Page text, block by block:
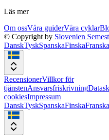
Läs mer
Om ossVåra guiderVåra cyklar
© Copyright by Slovenien
DanskTyskSpanskaFinskaFranska
RecensionerVillkor för
tjänstenAnsvarsfriskrivning
cookiesImpressum
DanskTyskSpanskaFinskaFranska